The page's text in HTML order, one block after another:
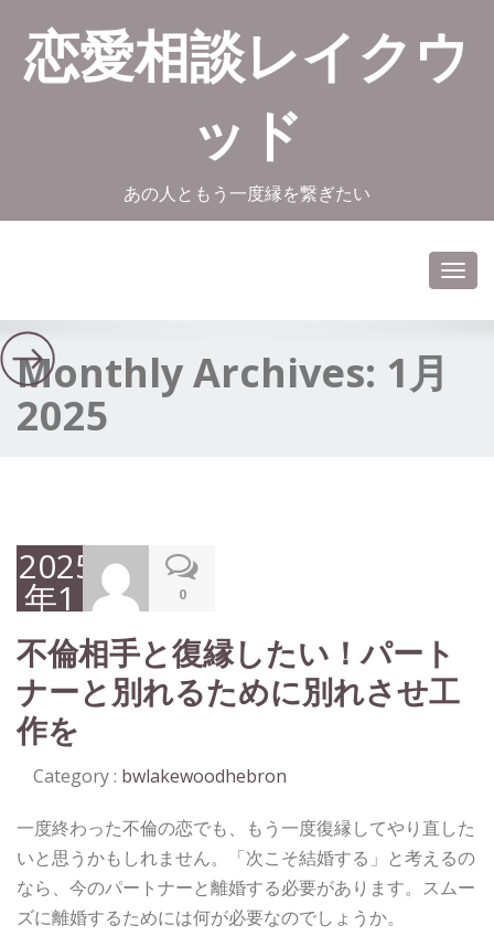
恋愛相談レイクウ
ッド
あの人ともう一度縁を繋ぎたい
Monthly Archives: 1月
2025
2025
年1
月
31
日
0
不倫相手と復縁したい！パート
ナーと別れるために別れさせ工
作を
Category : bwlakewoodhebron
一度終わった不倫の恋でも、もう一度復縁してやり直した
いと思うかもしれません。「次こそ結婚する」と考えるの
なら、今のパートナーと離婚する必要があります。スムー
ズに離婚するためには何が必要なのでしょうか。